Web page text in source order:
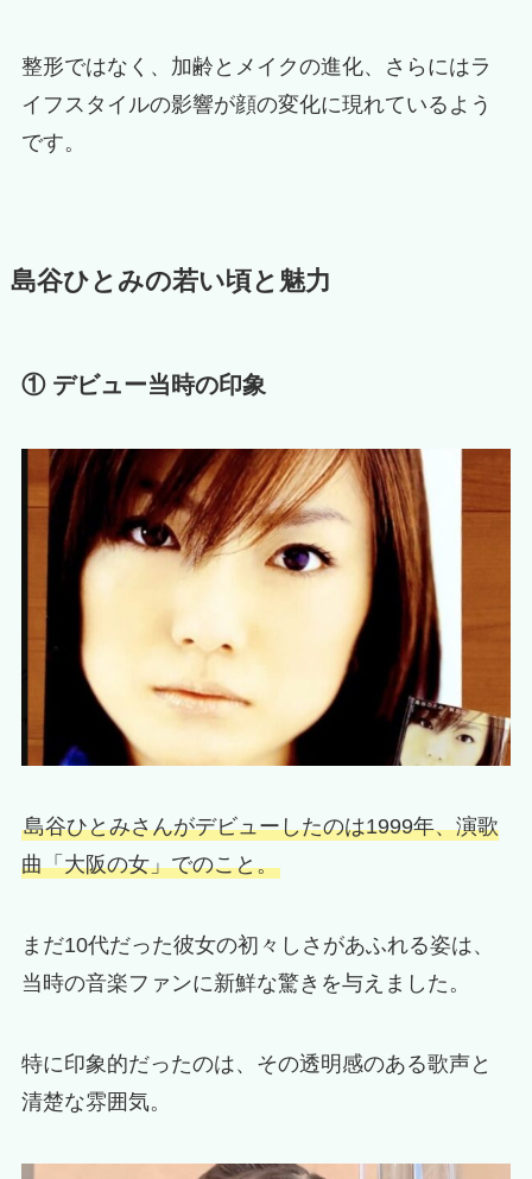
整形ではなく、加齢とメイクの進化、さらにはラ
イフスタイルの影響が顔の変化に現れているよう
です。
島谷ひとみの若い頃と魅力
① デビュー当時の印象
島谷ひとみさんがデビューしたのは1999年、演歌
曲「大阪の女」でのこと。
まだ10代だった彼女の初々しさがあふれる姿は、
当時の音楽ファンに新鮮な驚きを与えました。
特に印象的だったのは、その透明感のある歌声と
清楚な雰囲気。